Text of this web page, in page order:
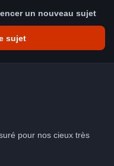
un nouveau sujet
sujet
pour nos cieux très